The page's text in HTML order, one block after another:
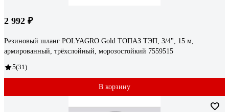
2 992 ₽
Резиновый шланг POLYAGRO Gold ТОПАЗ ТЭП, 3/4", 15 м,
армированный, трёхслойный, морозостойкий 7559515
5(31)
В корзину